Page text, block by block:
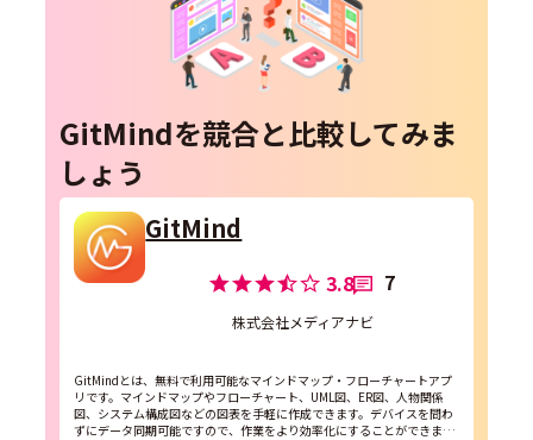
GitMindを競合と比較してみま
しょう
GitMind
3.8 7
株式会社メディアナビ
GitMindとは、無料で利用可能なマインドマップ・フローチャートアプ
リです。マインドマップやフローチャート、UML図、ER図、人物関係
図、システム構成図などの図表を手軽に作成できます。デバイスを問わ
ずにデータ同期可能ですので、作業をより効率化にすることができま